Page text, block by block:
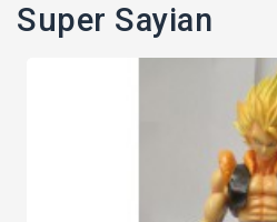
Super Sayian